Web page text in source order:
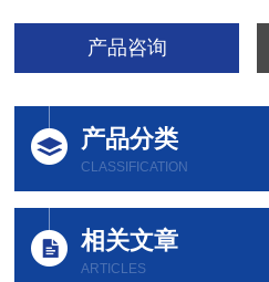
产品咨询
产品分类
CLASSIFICATION
相关文章
ARTICLES